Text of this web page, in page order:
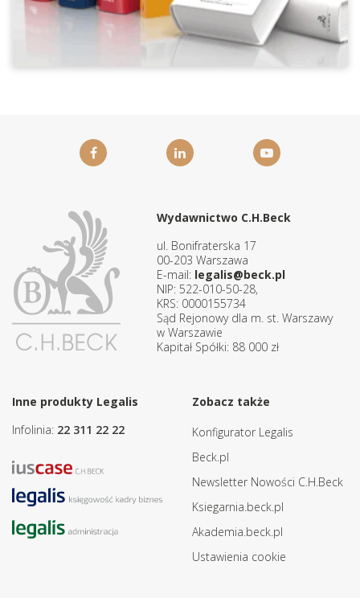
Wydawnictwo C.H.Beck
ul. Bonifraterska 17
00-203 Warszawa
E-mail: legalis@beck.pl
NIP: 522-010-50-28,
KRS: 0000155734
Sąd Rejonowy dla m. st. Warszawy
w Warszawie
Kapitał Spółki: 88 000 zł
Inne produkty Legalis
Infolinia: 22 311 22 22
Zobacz także
Konfigurator Legalis
Beck.pl
Newsletter Nowości C.H.Beck
Ksiegarnia.beck.pl
Akademia.beck.pl
Ustawienia cookie